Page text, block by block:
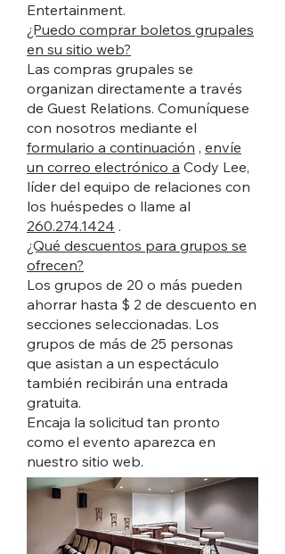
Entertainment.
¿Puedo comprar boletos grupales
en su sitio web?
Las compras grupales se
organizan directamente a través
de Guest Relations. Comuníquese
con nosotros mediante el
formulario a continuación , envíe
un correo electrónico a Cody Lee,
líder del equipo de relaciones con
los huéspedes o llame al
260.274.1424 .
¿Qué descuentos para grupos se
ofrecen?
Los grupos de 20 o más pueden
ahorrar hasta $ 2 de descuento en
secciones seleccionadas. Los
grupos de más de 25 personas
que asistan a un espectáculo
también recibirán una entrada
gratuita.
Encaja la solicitud tan pronto
como el evento aparezca en
nuestro sitio web.